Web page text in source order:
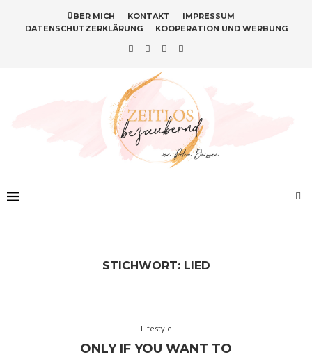
ÜBER MICH KONTAKT
IMPRESSUM
DATENSCHUTZERKLÄRUNG
KOOPERATION UND WERBUNG
STICHWORT: LIED
Lifestyle
ONLY IF YOU WANT TO